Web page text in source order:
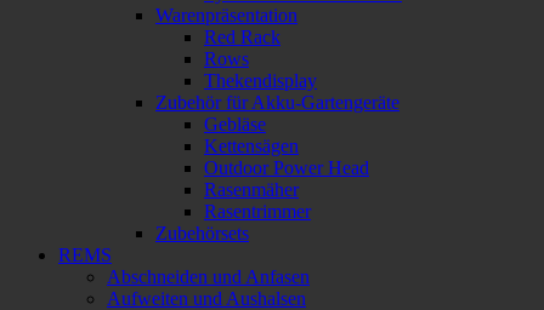
Warenpräsentation
Red Rack
Rows
Thekendisplay
Zubehör für Akku-Gartengeräte
Gebläse
Kettensägen
Outdoor Power Head
Rasenmäher
Rasentrimmer
Zubehörsets
REMS
Abschneiden und Anfasen
Aufweiten und Aushalsen